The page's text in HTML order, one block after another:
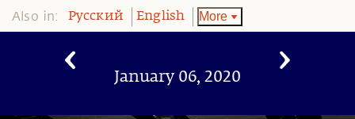
Also in: Pусский English More
January 06, 2020